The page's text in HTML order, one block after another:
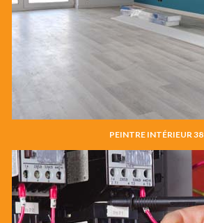
PEINTRE INTÉRIEUR 38